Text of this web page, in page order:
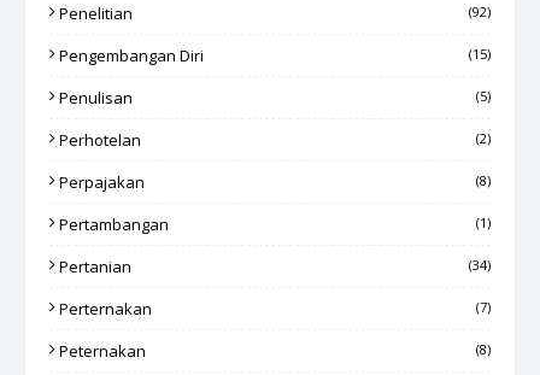
Penelitian (92)
Pengembangan Diri (15)
Penulisan (5)
Perhotelan (2)
Perpajakan (8)
Pertambangan (1)
Pertanian (34)
Perternakan (7)
Peternakan (8)